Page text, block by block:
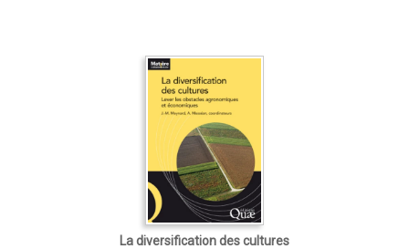
La diversification des cultures